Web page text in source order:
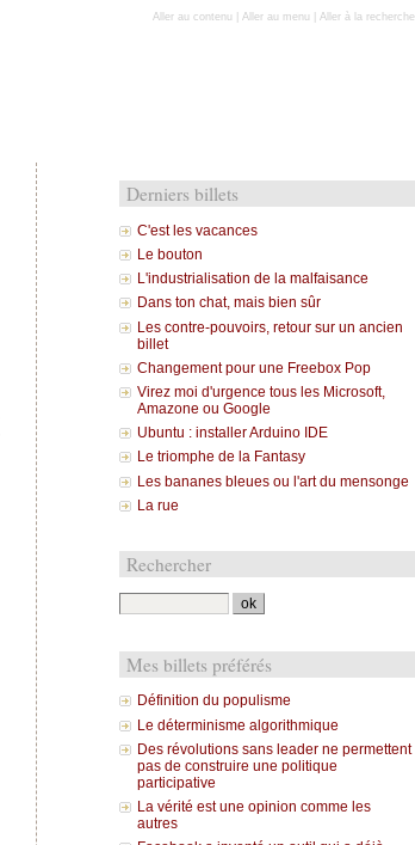
Aller au contenu Aller au menu Aller à la recherche
Derniers billets
C'est les vacances
Le bouton
L'industrialisation de la malfaisance
Dans ton chat, mais bien sûr
Les contre-pouvoirs, retour sur un ancien
billet
Changement pour une Freebox Pop
Virez moi d'urgence tous les Microsoft,
Amazone ou Google
Ubuntu : installer Arduino IDE
Le triomphe de la Fantasy
Les bananes bleues ou l'art du mensonge
La rue
Rechercher
Mes billets préférés
Définition du populisme
Le déterminisme algorithmique
Des révolutions sans leader ne permettent
pas de construire une politique
participative
La vérité est une opinion comme les
autres